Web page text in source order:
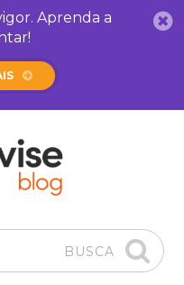
Aprenda a
BUSCA